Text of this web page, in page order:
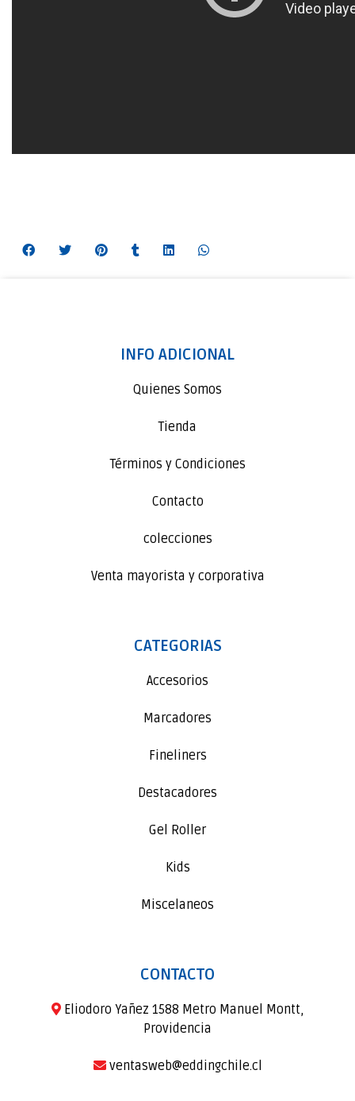
INFO ADICIONAL
Quienes Somos
Tienda
Términos y Condiciones
Contacto
colecciones
Venta mayorista y corporativa
CATEGORIAS
Accesorios
Marcadores
Fineliners
Destacadores
Gel Roller
Kids
Miscelaneos
CONTACTO
Eliodoro Yañez 1588 Metro Manuel Montt,
Providencia
ventasweb@eddingchile.cl